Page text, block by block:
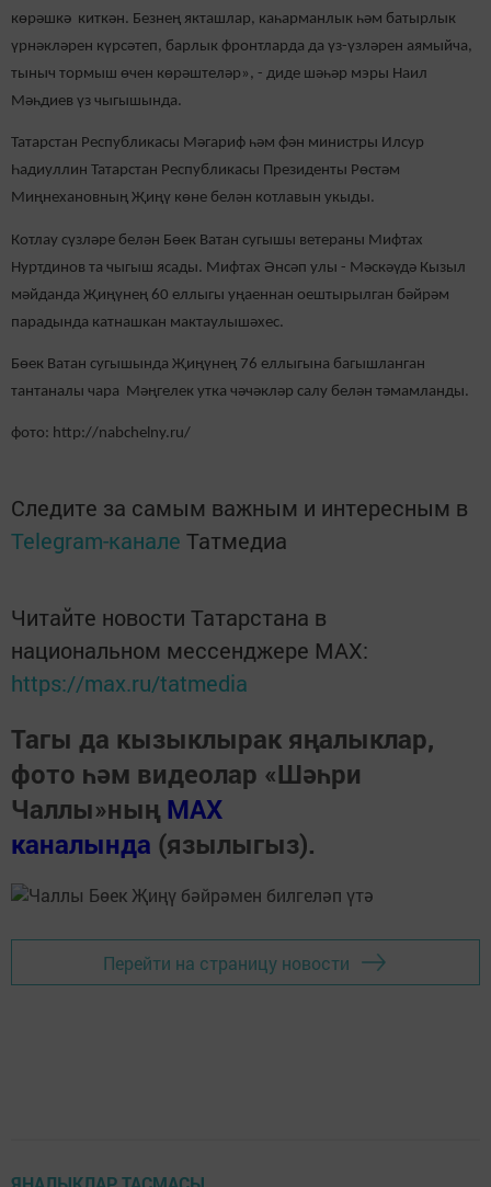
көрәшкә киткән. Безнең якташлар, каһарманлык һәм батырлык
үрнәкләрен күрсәтеп, барлык фронтларда да үз-үзләрен аямыйча,
тыныч тормыш өчен көрәштеләр», - диде шәһәр мэры Наил
Мәһдиев үз чыгышында.
Татарстан Республикасы Мәгариф һәм фән министры Илсур
Һадиуллин Татарстан Республикасы Президенты Рөстәм
Миңнехановның Җиңү көне белән котлавын укыды.
Котлау сүзләре белән Бөек Ватан сугышы ветераны Мифтах
Нуртдинов та чыгыш ясады. Мифтах Әнсәп улы - Мәскәүдә Кызыл
мәйданда Җиңүнең 60 еллыгы уңаеннан оештырылган бәйрәм
парадында катнашкан мактаулышәхес.
Бөек Ватан сугышында Җиңүнең 76 еллыгына багышланган
тантаналы чара Мәңгелек утка чәчәкләр салу белән тәмамланды.
фото: http://nabchelny.ru/
Следите за самым важным и интересным в
Telegram-канале Татмедиа
Читайте новости Татарстана в
национальном мессенджере MАХ:
https://max.ru/tatmedia
Тагы да кызыклырак яңалыклар,
фото һәм видеолар «Шәһри
Чаллы»ның MAX
каналында (язылыгыз).
Перейти на страницу новости